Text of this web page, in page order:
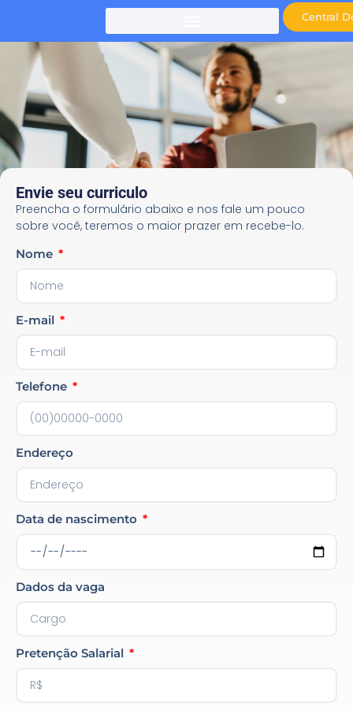
Central
Trabalhe conosco
Envie seu curriculo
Preencha o formulário abaixo e nos fale um pouco
sobre você, teremos o maior prazer em recebe-lo.
Nome
E-mail
Telefone
Endereço
Data de nascimento
Dados da vaga
Pretenção Salarial